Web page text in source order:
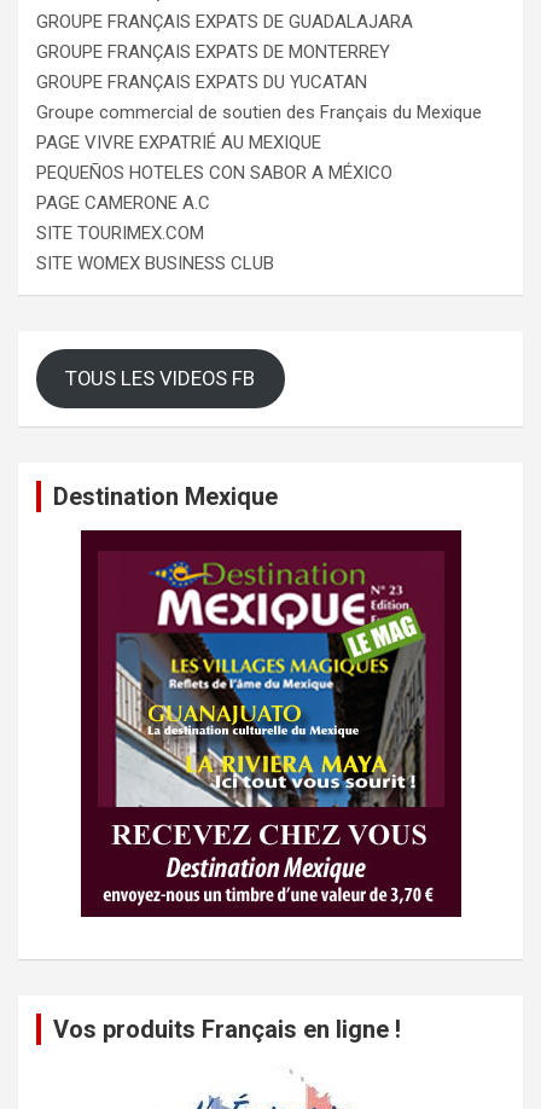
GROUPE FRANÇAIS EXPATS DE GUADALAJARA
GROUPE FRANÇAIS EXPATS DE MONTERREY
GROUPE FRANÇAIS EXPATS DU YUCATAN
Groupe commercial de soutien des Français du Mexique
PAGE VIVRE EXPATRIÉ AU MEXIQUE
PEQUEÑOS HOTELES CON SABOR A MÉXICO
PAGE CAMERONE A.C
SITE TOURIMEX.COM
SITE WOMEX BUSINESS CLUB
TOUS LES VIDEOS FB
Destination Mexique
Vos produits Français en ligne !